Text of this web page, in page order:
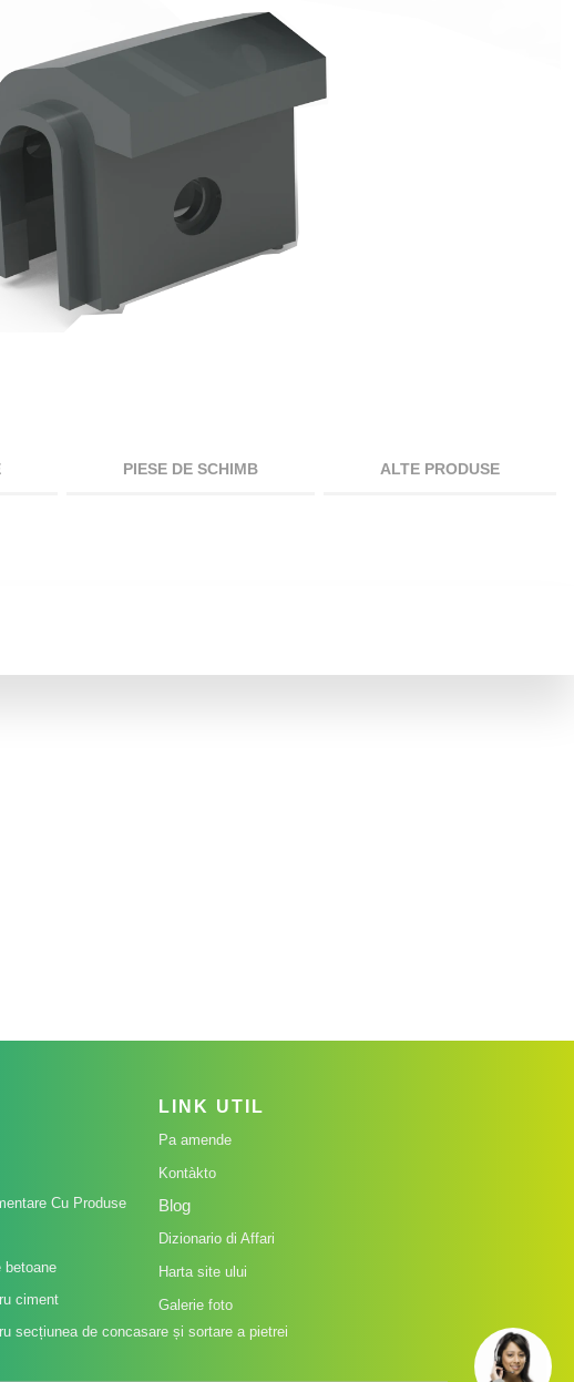
PIESE DE SCHIMB ALTE PRODUSE
Cu Produse
betoane
ciment
secțiunea de concasare și sortare a pietrei
LINK UTIL
Pa amende
Kontàkto
Blog
Dizionario di Affari
Harta site ului
Galerie foto